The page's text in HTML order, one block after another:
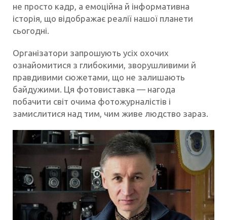
не просто кадр, а емоційна й інформативна
історія, що відображає реалії нашої планети
сьогодні.
Організатори запрошують усіх охочих
ознайомитися з глибокими, зворушливими й
правдивими сюжетами, що не залишають
байдужими. Ця фотовиставка — нагода
побачити світ очима фотожурналістів і
замислитися над тим, чим живе людство зараз.